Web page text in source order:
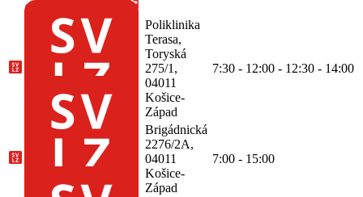
00606715-A0075
SVaLZ, rádiológia,
Košice-Západ,
(Poliklinika Terasa
36202215-A0031
Poliklinika
Terasa,
Toryská
275/1,
04011
Košice-
Západ
7:30 - 12:00 - 12:30 - 14:00
SVaLZ, rádiológia,
Košice-Západ,
(Poliklinika Terasa
36202215-A0050
Brigádnická
2276/2A,
04011
Košice-
Západ
7:00 - 15:00